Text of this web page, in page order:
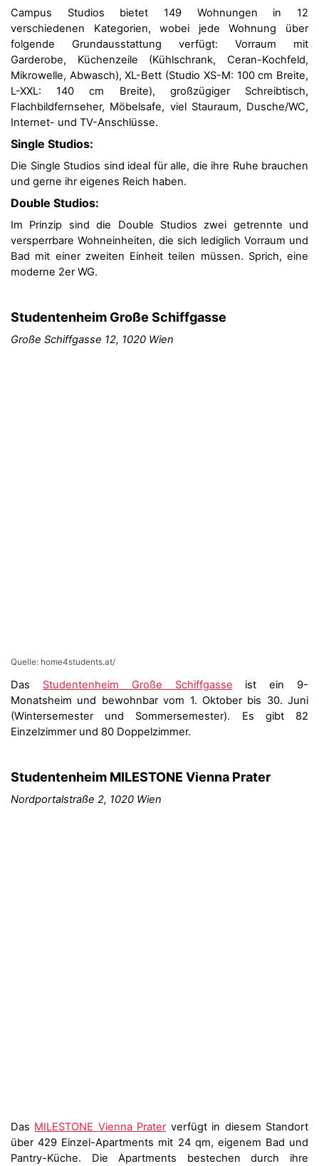
Campus Studios bietet 149 Wohnungen in 12
verschiedenen Kategorien, wobei jede Wohnung über
folgende Grundausstattung verfügt: Vorraum mit
Garderobe, Küchenzeile (Kühlschrank, Ceran-Kochfeld,
Mikrowelle, Abwasch), XL-Bett (Studio XS-M: 100 cm Breite,
L-XXL: 140 cm Breite), großzügiger Schreibtisch,
Flachbildfernseher, Möbelsafe, viel Stauraum, Dusche/WC,
Internet- und TV-Anschlüsse.
Single Studios:
Die Single Studios sind ideal für alle, die ihre Ruhe brauchen
und gerne ihr eigenes Reich haben.
Double Studios:
Im Prinzip sind die Double Studios zwei getrennte und
versperrbare Wohneinheiten, die sich lediglich Vorraum und
Bad mit einer zweiten Einheit teilen müssen. Sprich, eine
moderne 2er WG.
Studentenheim Große Schiffgasse
Große Schiffgasse 12, 1020 Wien
Quelle: home4students.at/
Das Studentenheim Große Schiffgasse ist ein 9-
Monatsheim und bewohnbar vom 1. Oktober bis 30. Juni
(Wintersemester und Sommersemester). Es gibt 82
Einzelzimmer und 80 Doppelzimmer.
Studentenheim MILESTONE Vienna Prater
Nordportalstraße 2, 1020 Wien
Das MILESTONE Vienna Praterverfügt in diesem Standort
über 429 Einzel-Apartments mit 24 qm, eigenem Bad und
Pantry-Küche. Die Apartments bestechen durch ihre